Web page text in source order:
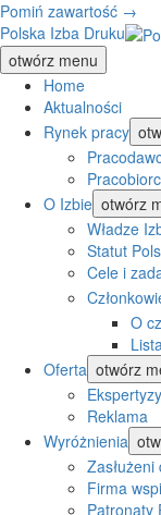
Pomiń zawartość →
Polska Izba Druku
otwórz menu
Home
Aktualności
Rynek pracy
O Izbie otwórz
Władze
Statut
Cele i
O
Oferta otwórz
Ekspertyzy
Reklama
Wyróżnienia
Firma
Patronaty